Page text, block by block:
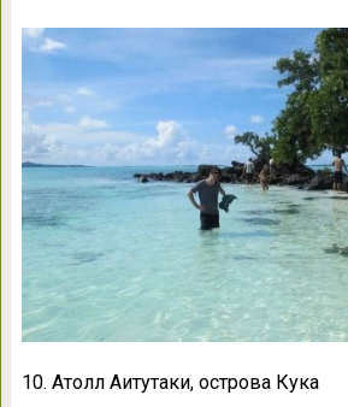
10. Атолл Аитутаки, острова Кука